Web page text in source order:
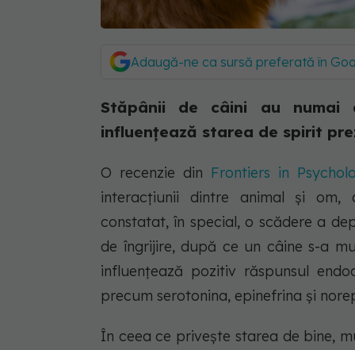
Adaugă-ne ca sursă preferată în
Stăpânii de câini au numai
influențează starea de spirit
O recenzie din Frontiers in
interacțiunii dintre animal și om,
constatat, în special, o scădere a
de îngrijire, după ce un câine s-a
influențează pozitiv răspunsul
precum serotonina, epinefrina și
În ceea ce privește starea de bine,